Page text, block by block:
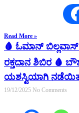
Read More »
🩸 ಓಮಾನ್
ರಕ್ತದಾನ ಶಿಬಿರ 🩸
ಯಶಸ್ವಿಯಾಗಿ
19/12/2025 No Comments